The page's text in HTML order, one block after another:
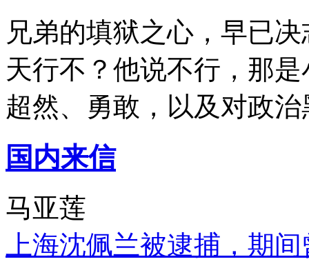
兄弟的填狱之心，早已
天行不？他说不行，那
超然、勇敢，以及对政
国内来信
马亚莲
上海沈佩兰被逮捕，期